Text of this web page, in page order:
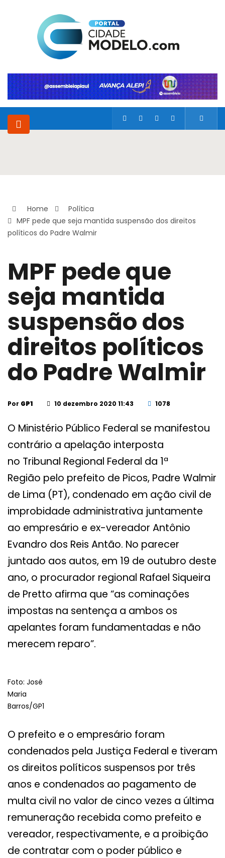
Home
Política
MPF pede que seja mantida suspensão dos direitos
políticos do Padre Walmir
MPF pede que
seja mantida
suspensão dos
direitos políticos
do Padre Walmir
Por GP1 10 dezembro 2020 11:43 1078
O Ministério Público Federal se manifestou
contrário a apelação interposta
no Tribunal Regional Federal da 1ª
Região pelo prefeito de Picos, Padre Walmir
de Lima (PT), condenado em ação civil de
improbidade administrativa juntamente
ao empresário e ex-vereador Antônio
Evandro dos Reis Antão. No parecer
juntado aos autos, em 19 de outubro deste
ano, o procurador regional Rafael Siqueira
de Pretto afirma que “as cominações
impostas na sentença a ambos os
apelantes foram fundamentadas e não
merecem reparo”.
Foto: José
Maria
Barros/GP1
O prefeito e o empresário foram
condenados pela Justiça Federal e tiveram
os direitos políticos suspensos por três
anos e condenados ao pagamento de
multa civil no valor de cinco vezes a última
remuneração recebida como prefeito e
vereador, respectivamente, e a proibição
de contratar com o poder público e